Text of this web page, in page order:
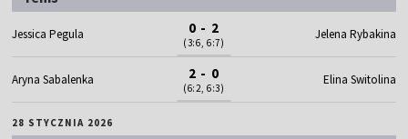
Jessica Pegula 0 - 2
(3:6, 6:7)
Jelena Rybakina
Aryna Sabalenka 2 - 0
(6:2, 6:3)
Elina Switolina
28 STYCZNIA 2026